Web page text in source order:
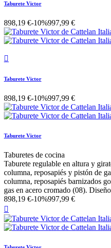
Taburete Victor
898,19 €-10%997,99 €

Taburete Victor
898,19 €-10%997,99 €
Taburete Victor
Taburetes de cocina
Taburete regulable en altura y
columna, reposapiés y pistón de
columna, reposapiés barnizados
gas en acero cromado (08).
898,19 €-10%997,99 €
